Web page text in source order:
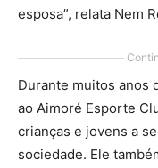
esposa”, relata Nem
Durante muitos anos
ao Aimoré Esporte
crianças e jovens a
sociedade. Ele